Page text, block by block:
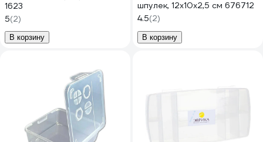
1623
5(2)
В корзину
шпулек, 12x10x2,5 см 676712
4.5(2)
В корзину